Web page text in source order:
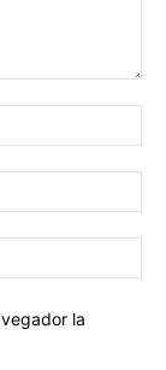
la